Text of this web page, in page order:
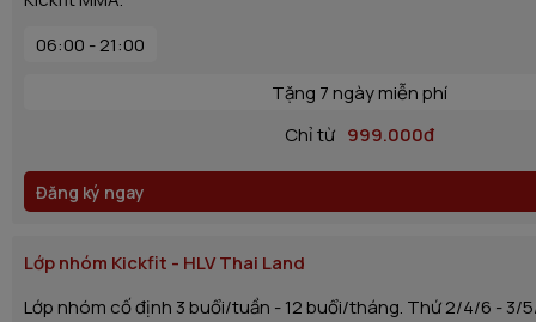
06:00 - 21:00
Tặng 7 ngày miễn phí
Chỉ từ 999.000đ
Đăng ký ngay
Lớp nhóm Kickfit - HLV Thai Land
Lớp nhóm cố định 3 buổi/tuần - 12 buổi/tháng. Thứ 2/4/6 - 3/